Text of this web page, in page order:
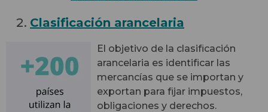
Clasificación arancelaria
El objetivo de la clasificación
arancelaria es identificar las
mercancías que se importan y
exportan para fijar impuestos,
obligaciones y derechos.